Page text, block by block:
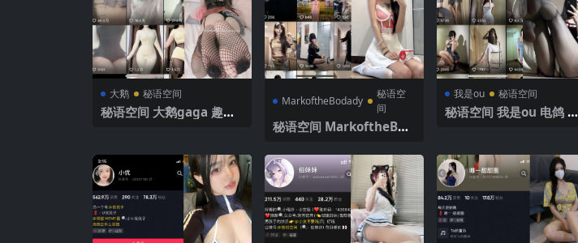
大鹅 秘语空间
秘语空间 大鹅gaga 趣岛
MarkoftheBodady
秘语空
间
秘语空间 MarkoftheBod
P1V】2025年最新更新
我是ou 秘语空间
秘语空间 我是ou 电鸽 N